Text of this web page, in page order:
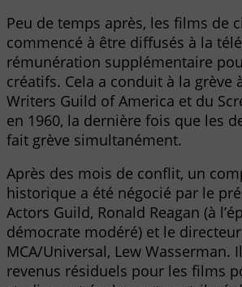
Peu de temps après, les films de
commencé à être diffusés à la
rémunération supplémentaire
créatifs. Cela a conduit à la grève
Writers Guild of America et du
en 1960, la dernière fois que les
fait grève simultanément.
Après des mois de conflit, un
historique a été négocié par le
Actors Guild, Ronald Reagan (à
démocrate modéré) et le
MCA/Universal, Lew Wasserman.
revenus résiduels pour les films